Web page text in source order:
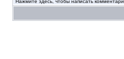
Нажмите здесь, чтобы написать